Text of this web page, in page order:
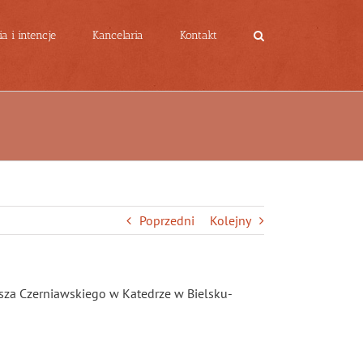
i intencje Kancelaria Kontakt
Poprzedni Kolejny
Czerniawskiego w Katedrze w Bielsku-